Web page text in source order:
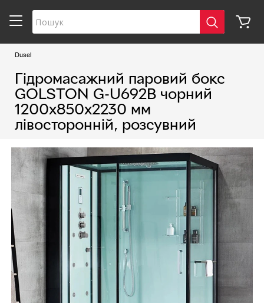
Dusel
Гідромасажний паровий бокс
GOLSTON G-U692B чорний
1200х850х2230 мм
лівосторонній, розсувний